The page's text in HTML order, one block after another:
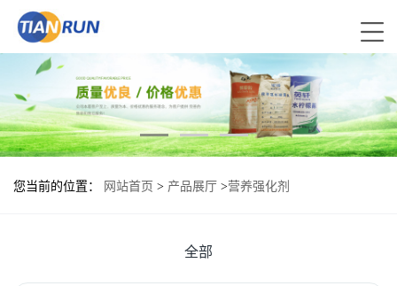
您当前的位置： 网站首页 > 产品展厅 >营养强化剂
全部